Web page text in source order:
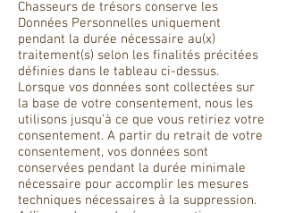
Chasseurs de trésors conserve les
Données Personnelles uniquement
pendant la durée nécessaire au(x)
traitement(s) selon les finalités précitées
définies dans le tableau ci-dessus.
Lorsque vos données sont collectées sur
la base de votre consentement, nous les
utilisons jusqu’à ce que vous retiriez votre
consentement. A partir du retrait de votre
consentement, vos données sont
conservées pendant la durée minimale
nécessaire pour accomplir les mesures
techniques nécessaires à la suppression.